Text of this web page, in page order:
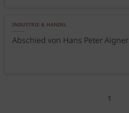
INDUSTRIE & HANDEL
Abschied von Hans Peter Aigner
1